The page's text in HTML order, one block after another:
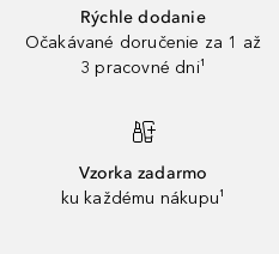
Rýchle dodanie
Očakávané doručenie za 1 až
3 pracovné dni¹
Vzorka zadarmo
ku každému nákupu¹